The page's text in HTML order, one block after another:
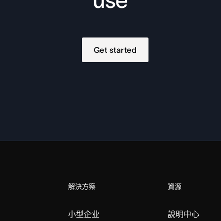
Get started
解決方案
小型企业
資源
說明中心